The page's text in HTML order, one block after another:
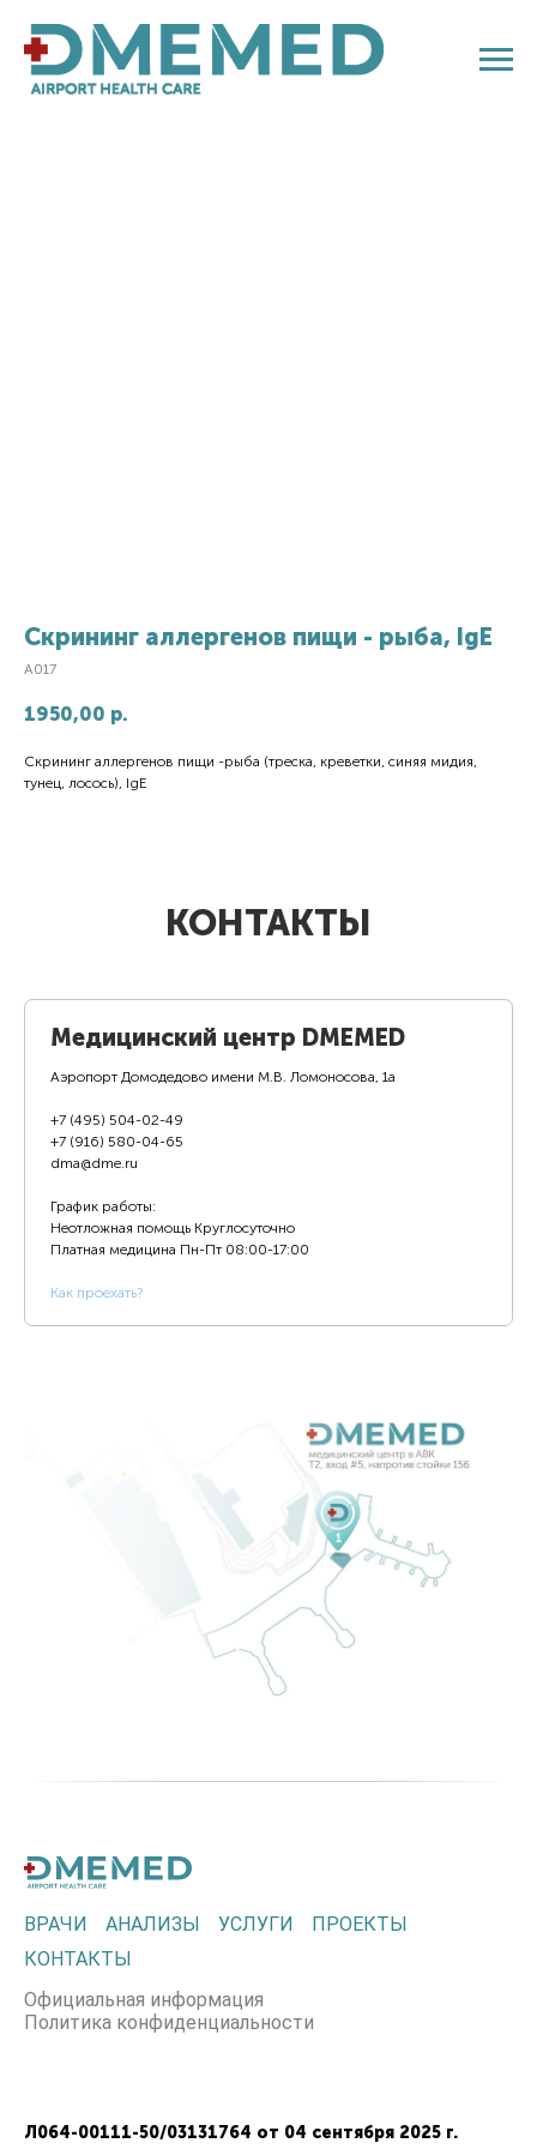
Скрининг аллергенов пищи - рыба, IgE
A017
1950,00 р.
Скрининг аллергенов пищи -рыба (треска, креветки, синяя мидия,
тунец, лосось), IgE
КОНТАКТЫ
Медицинский центр DMEMED
Аэропорт Домодедово имени М.В. Ломоносова, 1а
+7 (495) 504-02-49
+7 (916) 580-04-65
dma@dme.ru
График работы:
Неотложная помощь Круглосуточно
Платная медицина Пн-Пт 08:00-17:00
Как проехать?
ВРАЧИ АНАЛИЗЫ УСЛУГИ
ПРОЕКТЫ
КОНТАКТЫ
Официальная информация
Политика конфиденциальности
Л064-00111-50/03131764 от 04 сентября 2025 г.